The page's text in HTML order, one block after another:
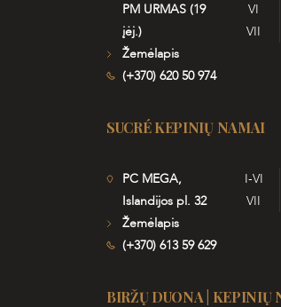
PM URMAS (19
įėj.)
Žemėlapis
(+370) 620 50 974
VI
VII
SUCRÉ KEPINIŲ NAMAI
PC MEGA,
Islandijos pl. 32
Žemėlapis
(+370) 613 59 629
I-VI
VII
BIRŽŲ DUONA | KEPINIŲ